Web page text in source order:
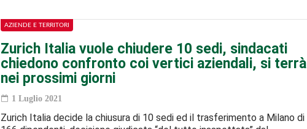
AZIENDE E TERRITORI
Zurich Italia vuole chiudere 10 sedi, sindacati
chiedono confronto coi vertici aziendali, si terrà
nei prossimi giorni
1 Luglio 2021
Zurich Italia decide la chiusura di 10 sedi ed il trasferimento a Milano di